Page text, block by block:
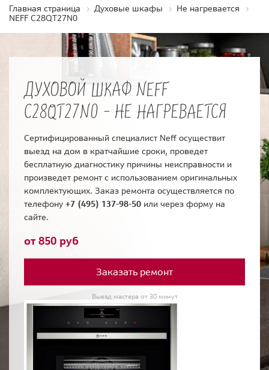
Главная страница Духовые шкафы
Не нагревается
NEFF C28QT27N0
ДУХОВОЙ ШКАФ NEFF
C28QT27N0 - НЕ НАГРЕВАЕТСЯ
Сертифицированный специалист Neff осуществит
выезд на дом в кратчайшие сроки, проведет
бесплатную диагностику причины неисправности и
произведет ремонт с использованием оригинальных
комплектующих. Заказ ремонта осуществляется по
телефону +7 (495) 137-98-50 или через форму на
сайте.
от 850 руб
Заказать ремонт
Выезд мастера от 30 минут